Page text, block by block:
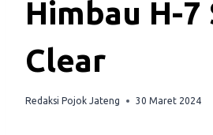
Himbau H-7
Clear
Redaksi Pojok Jateng 30 Maret 2024